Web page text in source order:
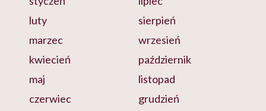
luty
marzec
kwiecień
maj
czerwiec
sierpień
wrzesień
październik
listopad
grudzień